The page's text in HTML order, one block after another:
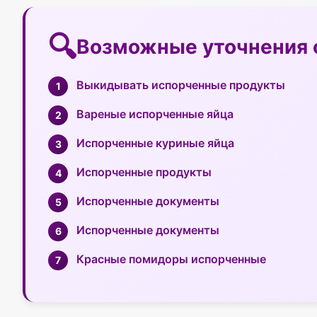
Возможные уточнения
Выкидывать испорченные продукты
Вареные испорченные яйца
Испорченные куриные яйца
Испорченные продукты
Испорченные документы
Испорченные документы
Красные помидоры испорченные